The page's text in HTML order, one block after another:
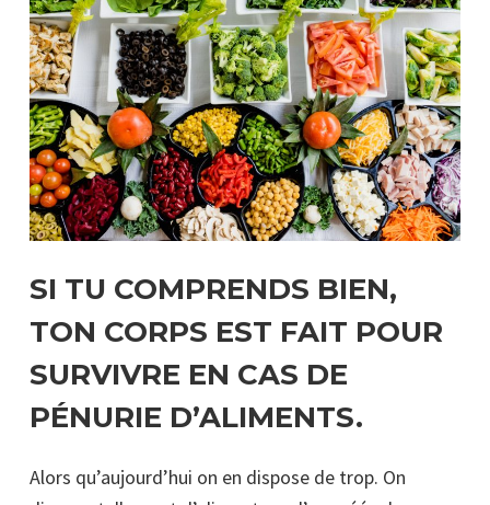
SI TU COMPRENDS BIEN,
TON CORPS EST FAIT POUR
SURVIVRE EN CAS DE
PÉNURIE D’ALIMENTS.
Alors qu’aujourd’hui on en dispose de trop. On